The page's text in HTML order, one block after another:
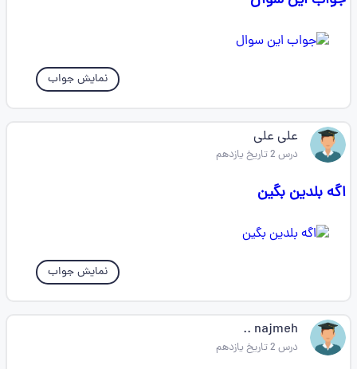
نمایش جواب
علی علی
درس 2 تاریخ یازدهم
اگه بلدین بگین
نمایش جواب
najmeh ..
درس 2 تاریخ یازدهم